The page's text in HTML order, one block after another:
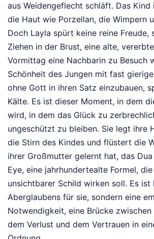
aus Weidengeflecht schläft. Das
die Haut wie Porzellan, die Wimpern
Doch Layla spürt keine reine Freude,
Ziehen in der Brust, eine alte,
Vormittag eine Nachbarin zu Besuch
Schönheit des Jungen mit fast
ohne Gott in ihren Satz einzubauen,
Kälte. Es ist dieser Moment, in dem
wird, in dem das Glück zu
ungeschützt zu bleiben. Sie legt ihre
die Stirn des Kindes und flüstert die
ihrer Großmutter gelernt hat, das
Eye, eine jahrhundertealte Formel,
unsichtbarer Schild wirken soll. Es ist
Aberglaubens für sie, sondern eine
Notwendigkeit, eine Brücke
dem Verlust und dem Vertrauen in